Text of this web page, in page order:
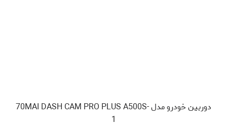
دوربین خودرو مدل 70MAI DASH CAM PRO PLUS A500S-
1